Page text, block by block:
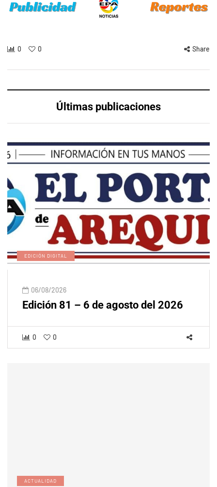
0 0 Share
Últimas publicaciones
EDICIÓN DIGITAL
06/08/2026
Edición 81 – 6 de agosto del 2026
0 0
ACTUALIDAD